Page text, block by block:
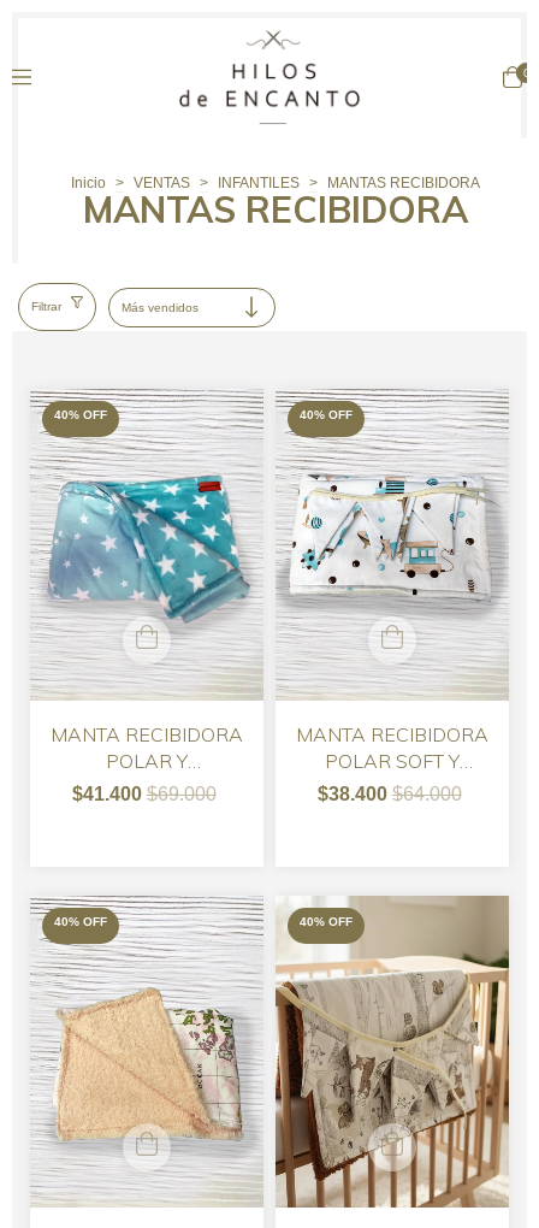
0
Inicio > VENTAS > INFANTILES > MANTAS RECIBIDORA
MANTAS RECIBIDORA
Filtrar
40% OFF
MANTA RECIBIDORA
POLAR Y
GABARDINA 135 X
$41.400$69.000
40% OFF
MANTA RECIBIDORA
POLAR SOFT Y
GABARDINA 90 x 70
$38.400$64.000
40% OFF 40% OFF